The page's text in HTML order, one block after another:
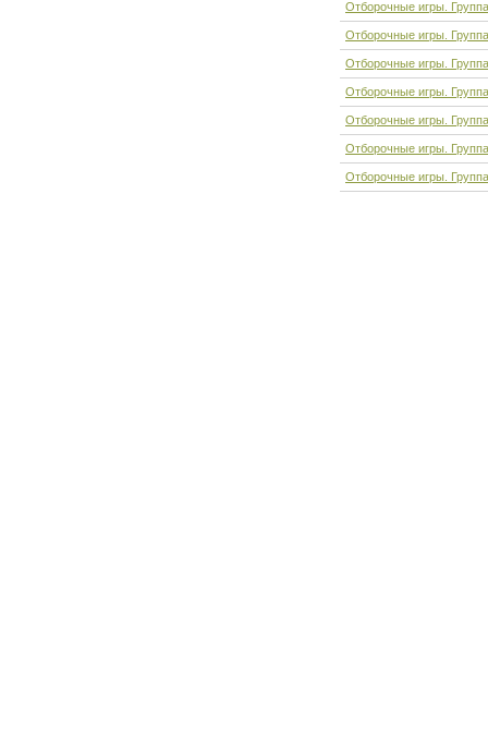
Отборочные игры.
Отборочные игры.
Отборочные игры.
Отборочные игры.
Отборочные игры.
Отборочные игры.
Отборочные игры.